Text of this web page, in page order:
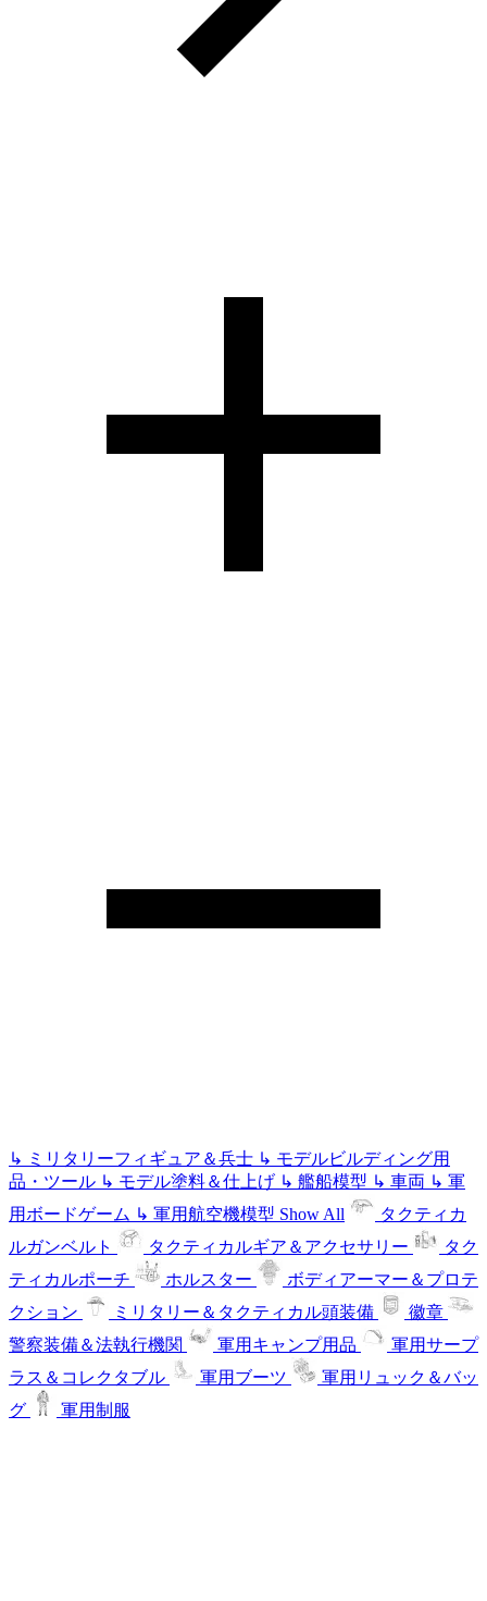
↳ ミリタリーフィギュア＆兵士 ↳ モデルビルディング用
品・ツール ↳ モデル塗料＆仕上げ ↳ 艦船模型 ↳ 車両 ↳ 軍
用ボードゲーム ↳ 軍用航空機模型 Show All
タクティカ
ルガンベルト
タクティカルギア＆アクセサリー
タク
ティカルポーチ
ホルスター
ボディアーマー＆プロテ
クション
ミリタリー＆タクティカル頭装備
徽章
警察装備＆法執行機関
軍用キャンプ用品
軍用サープ
ラス＆コレクタブル
軍用ブーツ
軍用リュック＆バッ
グ
軍用制服